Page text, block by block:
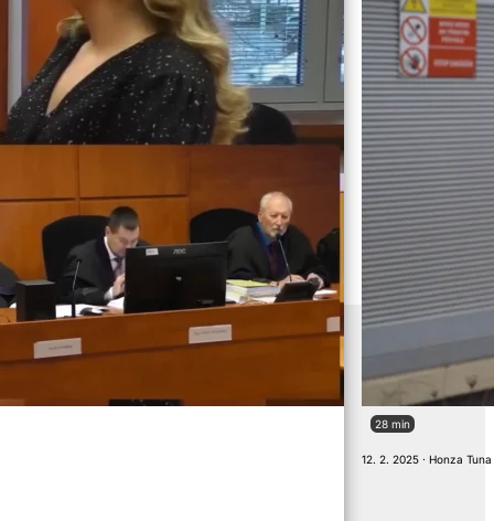
28 min
12. 2. 2025 · Honza